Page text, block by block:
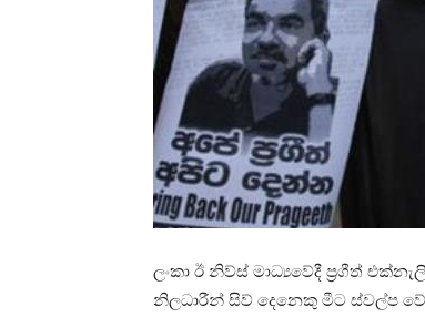
ලංකා ඊ නිව්ස් මාධ්‍යවේදී ප්‍රගීත්
නිලධාරීන් සිව් දෙනෙකු මීට ස්වල්ප